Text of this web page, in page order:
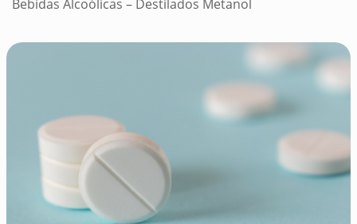
Bebidas Alcoólicas – Destilados Metanol